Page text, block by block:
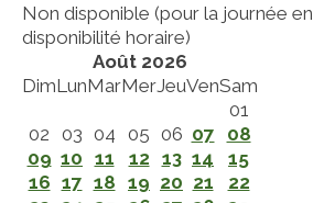
Non disponible (pour la journée
disponibilité horaire)
Août 2026
DimLunMarMerJeuVenSam
01
02 03 04 05 06 07
08
09 10 11 12 13 14
15
16 17 18 19 20 21
22